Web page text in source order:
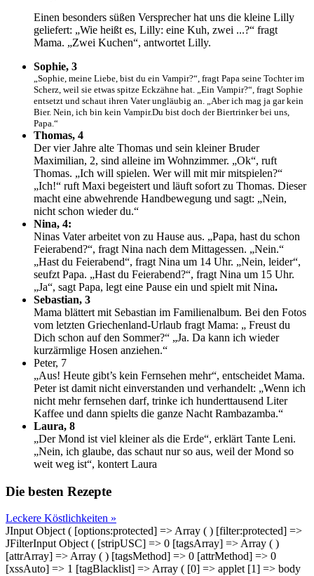
Einen besonders süßen Versprecher hat uns die kleine Lilly
geliefert: „Wie heißt es, Lilly: eine Kuh, zwei ...?“ fragt
Mama. „Zwei Kuchen“, antwortet Lilly.
Sophie, 3
„Sophie, meine Liebe, bist du ein Vampir?“, fragt Papa seine Tochter im
Scherz, weil sie etwas spitze Eckzähne hat. „Ein Vampir?“, fragt Sophie
entsetzt und schaut ihren Vater ungläubig an. „Aber ich mag ja gar kein
Bier. Nein, ich bin kein Vampir.Du bist doch der Biertrinker bei uns,
Papa.“
Thomas, 4
Der vier Jahre alte Thomas und sein kleiner Bruder
Maximilian, 2, sind alleine im Wohnzimmer. „Ok“, ruft
Thomas. „Ich will spielen. Wer will mit mir mitspielen?“
„Ich!“ ruft Maxi begeistert und läuft sofort zu Thomas. Dieser
macht eine abwehrende Handbewegung und sagt: „Nein,
nicht schon wieder du.“
Nina, 4:
Ninas Vater arbeitet von zu Hause aus. „Papa, hast du schon
Feierabend?“, fragt Nina nach dem Mittagessen. „Nein.“
„Hast du Feierabend“, fragt Nina um 14 Uhr. „Nein, leider“,
seufzt Papa. „Hast du Feierabend?“, fragt Nina um 15 Uhr.
„Ja“, sagt Papa, legt eine Pause ein und spielt mit Nina.
Sebastian, 3
Mama blättert mit Sebastian im Familienalbum. Bei den Fotos
vom letzten Griechenland-Urlaub fragt Mama: „ Freust du
Dich schon auf den Sommer?“ „Ja. Da kann ich wieder
kurzärmlige Hosen anziehen.“
Peter, 7
„Aus! Heute gibt’s kein Fernsehen mehr“, entscheidet Mama.
Peter ist damit nicht einverstanden und verhandelt: „Wenn ich
nicht mehr fernsehen darf, trinke ich hunderttausend Liter
Kaffee und dann spielts die ganze Nacht Rambazamba.“
Laura, 8
„Der Mond ist viel kleiner als die Erde“, erklärt Tante Leni.
„Nein, ich glaube, das schaut nur so aus, weil der Mond so
weit weg ist“, kontert Laura
Die besten Rezepte
Leckere Köstlichkeiten »
JInput Object ( [options:protected] => Array ( ) [filter:protected] =>
JFilterInput Object ( [stripUSC] => 0 [tagsArray] => Array ( )
[attrArray] => Array ( ) [tagsMethod] => 0 [attrMethod] => 0
[xssAuto] => 1 [tagBlacklist] => Array ( [0] => applet [1] => body